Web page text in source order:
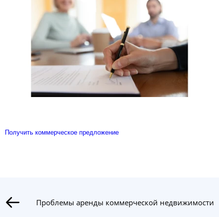
Получить коммерческое предложение
Проблемы аренды коммерческой недвижимости